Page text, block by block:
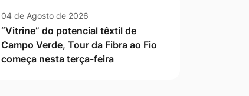
04 de Agosto de 2026
“Vitrine” do potencial têxtil de
Campo Verde, Tour da Fibra ao Fio
começa nesta terça-feira